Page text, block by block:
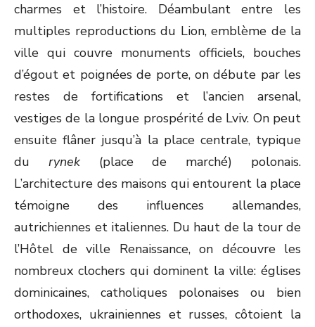
charmes et l’histoire. Déambulant entre les
multiples reproductions du Lion, emblème de la
ville qui couvre monuments officiels, bouches
d’égout et poignées de porte, on débute par les
restes de fortifications et l’ancien arsenal,
vestiges de la longue prospérité de Lviv. On peut
ensuite flâner jusqu’à la place centrale, typique
du rynek(place de marché) polonais.
L’architecture des maisons qui entourent la place
témoigne des influences allemandes,
autrichiennes et italiennes. Du haut de la tour de
l’Hôtel de ville Renaissance, on découvre les
nombreux clochers qui dominent la ville: églises
dominicaines, catholiques polonaises ou bien
orthodoxes, ukrainiennes et russes, côtoient la